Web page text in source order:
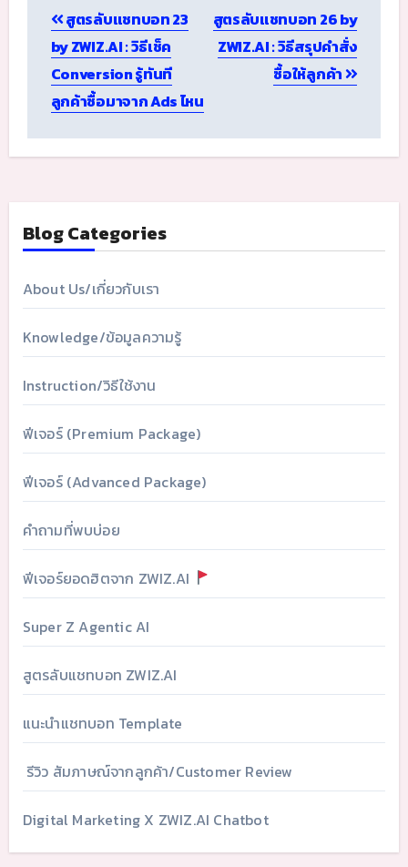
navigation
สูตรลับแชทบอท 23
by ZWIZ.AI : วิธีเช็ค
Conversion รู้ทันที
ลูกค้าซื้อมาจาก Ads ไหน
สูตรลับแชทบอท 26 by
ZWIZ.AI : วิธีสรุปคำสั่ง
ซื้อให้ลูกค้า
Blog Categories
About Us/เกี่ยวกับเรา
Knowledge/ข้อมูลความรู้
Instruction/วิธีใช้งาน
ฟีเจอร์ (Premium Package)
ฟีเจอร์ (Advanced Package)
คำถามที่พบบ่อย
ฟีเจอร์ยอดฮิตจาก ZWIZ.AI
Super Z Agentic AI
สูตรลับแชทบอท ZWIZ.AI
แนะนำแชทบอท Template
รีวิว สัมภาษณ์จากลูกค้า/Customer Review
Digital Marketing X ZWIZ.AI Chatbot